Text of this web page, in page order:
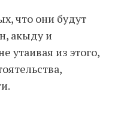
что они будут
акыду и
утаивая из этого,